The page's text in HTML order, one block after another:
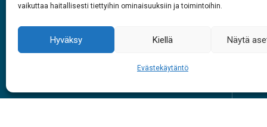
vaikuttaa haitallisesti tiettyihin ominaisuuksiin ja toimintoihin.
Hyväksy Kiellä Näytä
Evästekäytäntö
#siidainari